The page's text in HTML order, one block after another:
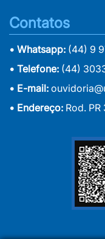
Contatos
• Whatsapp: (44) 9
• Telefone: (44)
• E-mail:
• Endereço: Rod. PR